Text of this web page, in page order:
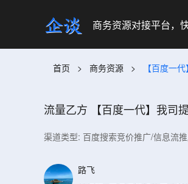
商务资源对接平台，
首页 > 商务资源 > 【百度一
流量乙方 【百度一代】我司
渠道类型: 百度搜索竞价推广/信息流
路飞